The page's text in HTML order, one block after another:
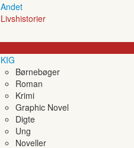
Andet
Livshistorier
KIG
Børnebøger
Roman
Krimi
Graphic Novel
Digte
Ung
Noveller